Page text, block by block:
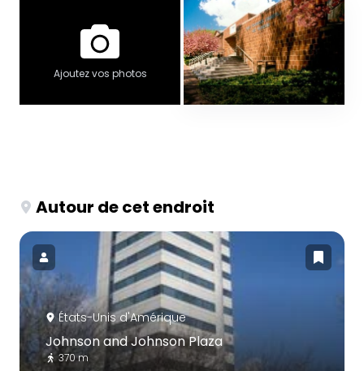
Ajoutez vos photos
Autour de cet endroit
États-Unis d'Amérique
Johnson and Johnson Plaza
370 m